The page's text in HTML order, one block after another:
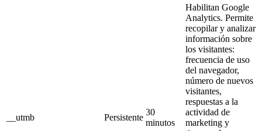
__utmb Persistente
30
minutos
Habilitan Google
Analytics. Permite
recopilar y analizar
información sobre
los visitantes:
frecuencia de uso
del navegador,
número de nuevos
visitantes,
respuestas a la
actividad de
marketing y